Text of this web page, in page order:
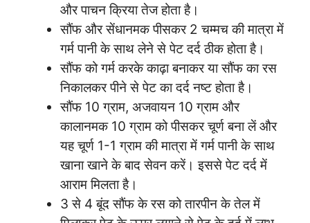
और पाचन क्रिया तेज होता है।
सौंफ और सेंधानमक पीसकर 2 चम्मच की मात्रा में
गर्म पानी के साथ लेने से पेट दर्द ठीक होता है।
सौंफ को गर्म करके काढ़ा बनाकर या सौंफ का रस
निकालकर पीने से पेट का दर्द नष्ट होता है।
सौंफ 10 ग्राम, अजवायन 10 ग्राम और
कालानमक 10 ग्राम को पीसकर चूर्ण बना लें और
यह चूर्ण 1-1 ग्राम की मात्रा में गर्म पानी के साथ
खाना खाने के बाद सेवन करें। इससे पेट दर्द में
आराम मिलता है।
3 से 4 बूंद सौंफ के रस को तारपीन के तेल में